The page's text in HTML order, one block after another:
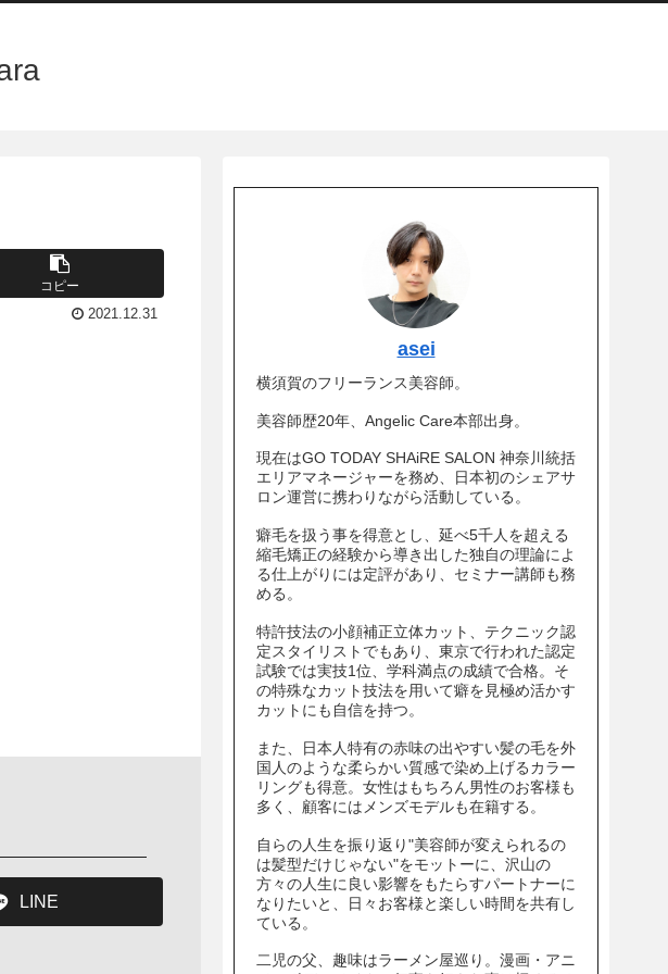
コピー
2021.12.31
LINE
asei
横須賀のフリーランス美容師。
美容師歴20年、Angelic Care本部出身。
現在はGO TODAY SHAiRE SALON 神奈川統括
エリアマネージャーを務め、日本初のシェアサ
ロン運営に携わりながら活動している。
癖毛を扱う事を得意とし、延べ5千人を超える
縮毛矯正の経験から導き出した独自の理論によ
る仕上がりには定評があり、セミナー講師も務
める。
特許技法の小顔補正立体カット、テクニック認
定スタイリストでもあり、東京で行われた認定
試験では実技1位、学科満点の成績で合格。そ
の特殊なカット技法を用いて癖を見極め活かす
カットにも自信を持つ。
また、日本人特有の赤味の出やすい髪の毛を外
国人のような柔らかい質感で染め上げるカラー
リングも得意。女性はもちろん男性のお客様も
多く、顧客にはメンズモデルも在籍する。
自らの人生を振り返り"美容師が変えられるの
は髪型だけじゃない"をモットーに、沢山の
方々の人生に良い影響をもたらすパートナーに
なりたいと、日々お客様と楽しい時間を共有し
ている。
二児の父、趣味はラーメン屋巡り。漫画・アニ